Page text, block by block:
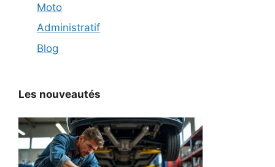
Moto
Administratif
Blog
Les nouveautés